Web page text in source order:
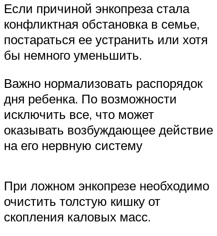
Если причиной энкопреза стала
конфликтная обстановка в семье,
постараться ее устранить или хотя
бы немного уменьшить.
Важно нормализовать распорядок
дня ребенка. По возможности
исключить все, что может
оказывать возбуждающее действие
на его нервную систему
При ложном энкопрезе необходимо
очистить толстую кишку от
скопления каловых масс.